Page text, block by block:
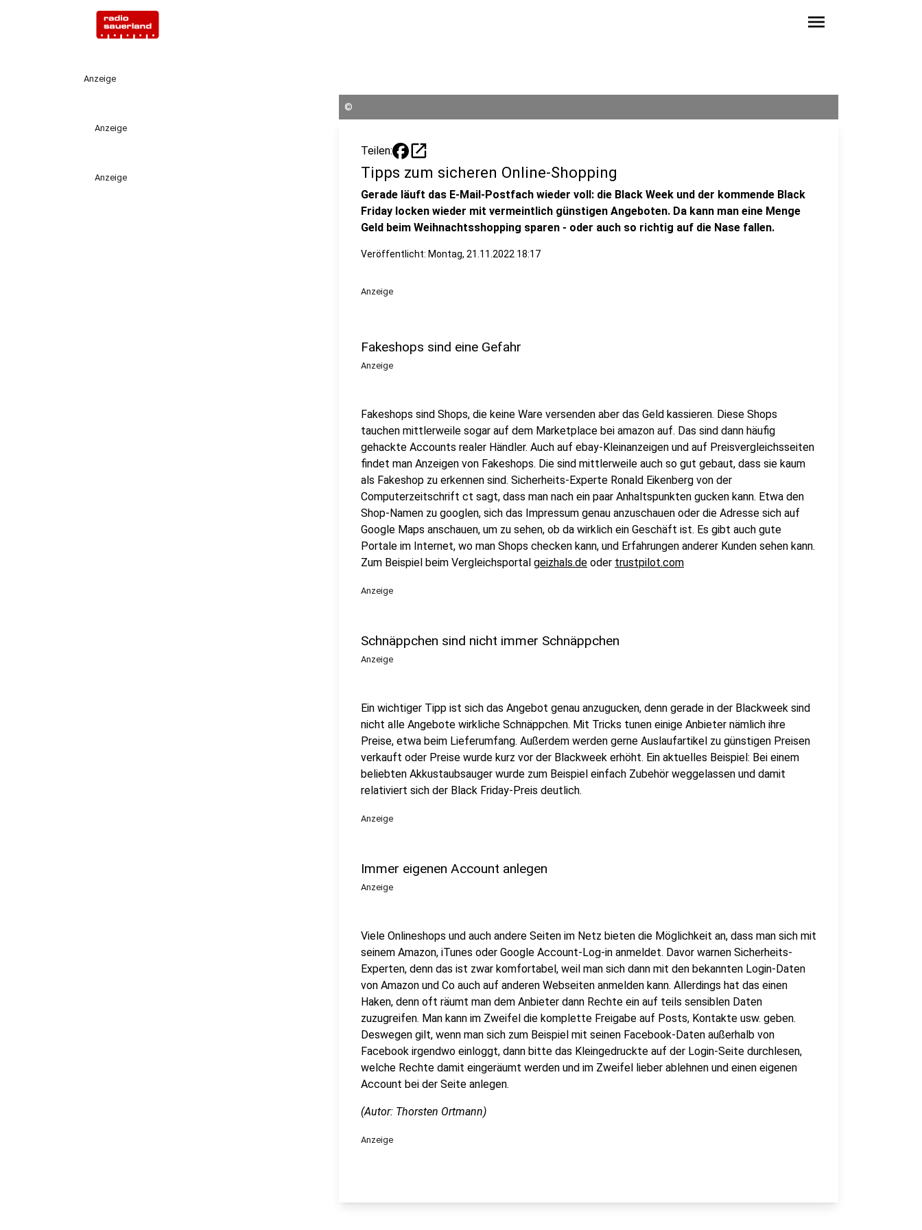
menu
Anzeige
Anzeige
Anzeige
©
Teilen: open_in_new
Tipps zum sicheren Online-Shopping
Gerade läuft das E-Mail-Postfach wieder voll: die Black Week und der kommende Black
Friday locken wieder mit vermeintlich günstigen Angeboten. Da kann man eine Menge
Geld beim Weihnachtsshopping sparen - oder auch so richtig auf die Nase fallen.
Veröffentlicht: Montag, 21.11.2022 18:17
Anzeige
Fakeshops sind eine Gefahr
Anzeige
Fakeshops sind Shops, die keine Ware versenden aber das Geld kassieren. Diese Shops
tauchen mittlerweile sogar auf dem Marketplace bei amazon auf. Das sind dann häufig
gehackte Accounts realer Händler. Auch auf ebay-Kleinanzeigen und auf Preisvergleichsseiten
findet man Anzeigen von Fakeshops. Die sind mittlerweile auch so gut gebaut, dass sie kaum
als Fakeshop zu erkennen sind. Sicherheits-Experte Ronald Eikenberg von der
Computerzeitschrift ct sagt, dass man nach ein paar Anhaltspunkten gucken kann. Etwa den
Shop-Namen zu googlen, sich das Impressum genau anzuschauen oder die Adresse sich auf
Google Maps anschauen, um zu sehen, ob da wirklich ein Geschäft ist. Es gibt auch gute
Portale im Internet, wo man Shops checken kann, und Erfahrungen anderer Kunden sehen kann.
Zum Beispiel beim Vergleichsportal geizhals.de oder trustpilot.com
Anzeige
Schnäppchen sind nicht immer Schnäppchen
Anzeige
Ein wichtiger Tipp ist sich das Angebot genau anzugucken, denn gerade in der Blackweek sind
nicht alle Angebote wirkliche Schnäppchen. Mit Tricks tunen einige Anbieter nämlich ihre
Preise, etwa beim Lieferumfang. Außerdem werden gerne Auslaufartikel zu günstigen Preisen
verkauft oder Preise wurde kurz vor der Blackweek erhöht. Ein aktuelles Beispiel: Bei einem
beliebten Akkustaubsauger wurde zum Beispiel einfach Zubehör weggelassen und damit
relativiert sich der Black Friday-Preis deutlich.
Anzeige
Immer eigenen Account anlegen
Anzeige
Viele Onlineshops und auch andere Seiten im Netz bieten die Möglichkeit an, dass man sich mit
seinem Amazon, iTunes oder Google Account-Log-in anmeldet. Davor warnen Sicherheits-
Experten, denn das ist zwar komfortabel, weil man sich dann mit den bekannten Login-Daten
von Amazon und Co auch auf anderen Webseiten anmelden kann. Allerdings hat das einen
Haken, denn oft räumt man dem Anbieter dann Rechte ein auf teils sensiblen Daten
zuzugreifen. Man kann im Zweifel die komplette Freigabe auf Posts, Kontakte usw. geben.
Deswegen gilt, wenn man sich zum Beispiel mit seinen Facebook-Daten außerhalb von
Facebook irgendwo einloggt, dann bitte das Kleingedruckte auf der Login-Seite durchlesen,
welche Rechte damit eingeräumt werden und im Zweifel lieber ablehnen und einen eigenen
Account bei der Seite anlegen.
(Autor: Thorsten Ortmann)
Anzeige